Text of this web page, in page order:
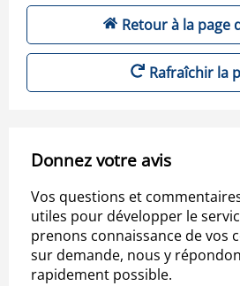
Retour à la page
Rafraîchir la
Donnez votre avis
Vos questions et
utiles pour développer le
prenons connaissance de vos
sur demande, nous y
rapidement possible.